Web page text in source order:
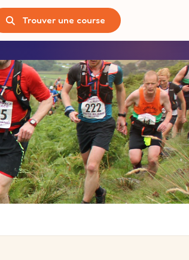
Trouver une course